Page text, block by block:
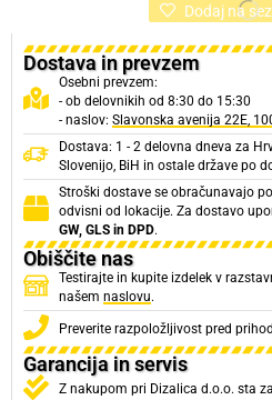
Dodaj na
Dostava in prevzem
Osebni prevzem:
- ob delovnikih od 8:30 do 15:30
- naslov: Slavonska avenija 22E,
Dostava: 1 - 2 delovna dneva za
Slovenijo, BiH in ostale države po
Stroški dostave se obračunavajo
odvisni od lokacije. Za dostavo
GW, GLS in DPD.
Obiščite nas
Testirajte in kupite izdelek v
našem naslovu.
Preverite razpoložljivost pred
Garancija in servis
Z nakupom pri Dizalica d.o.o. sta